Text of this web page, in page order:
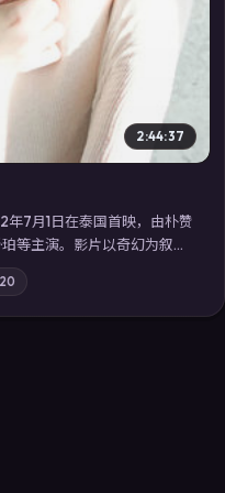
2:44:37
7月1日在泰国首映，由朴赞
等主演。影片以奇幻为叙事
彻底打破；摄影与配乐强化
观看高清电视剧在线看」延
线追剧体验。